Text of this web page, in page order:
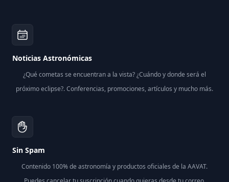
Noticias Astronómicas
¿Qué cometas se encuentran a la vista? ¿Cuándo y donde será el
próximo eclipse?. Conferencias, promociones, artículos y mucho más.
Sin Spam
Contenido 100% de astronomía y productos oficiales de la AAVAT.